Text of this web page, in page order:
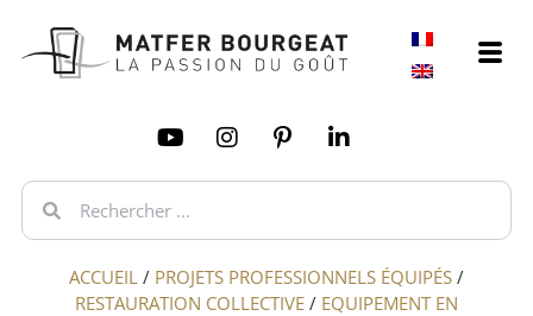
ACCUEIL / PROJETS PROFESSIONNELS ÉQUIPÉS /
RESTAURATION COLLECTIVE / EQUIPEMENT EN